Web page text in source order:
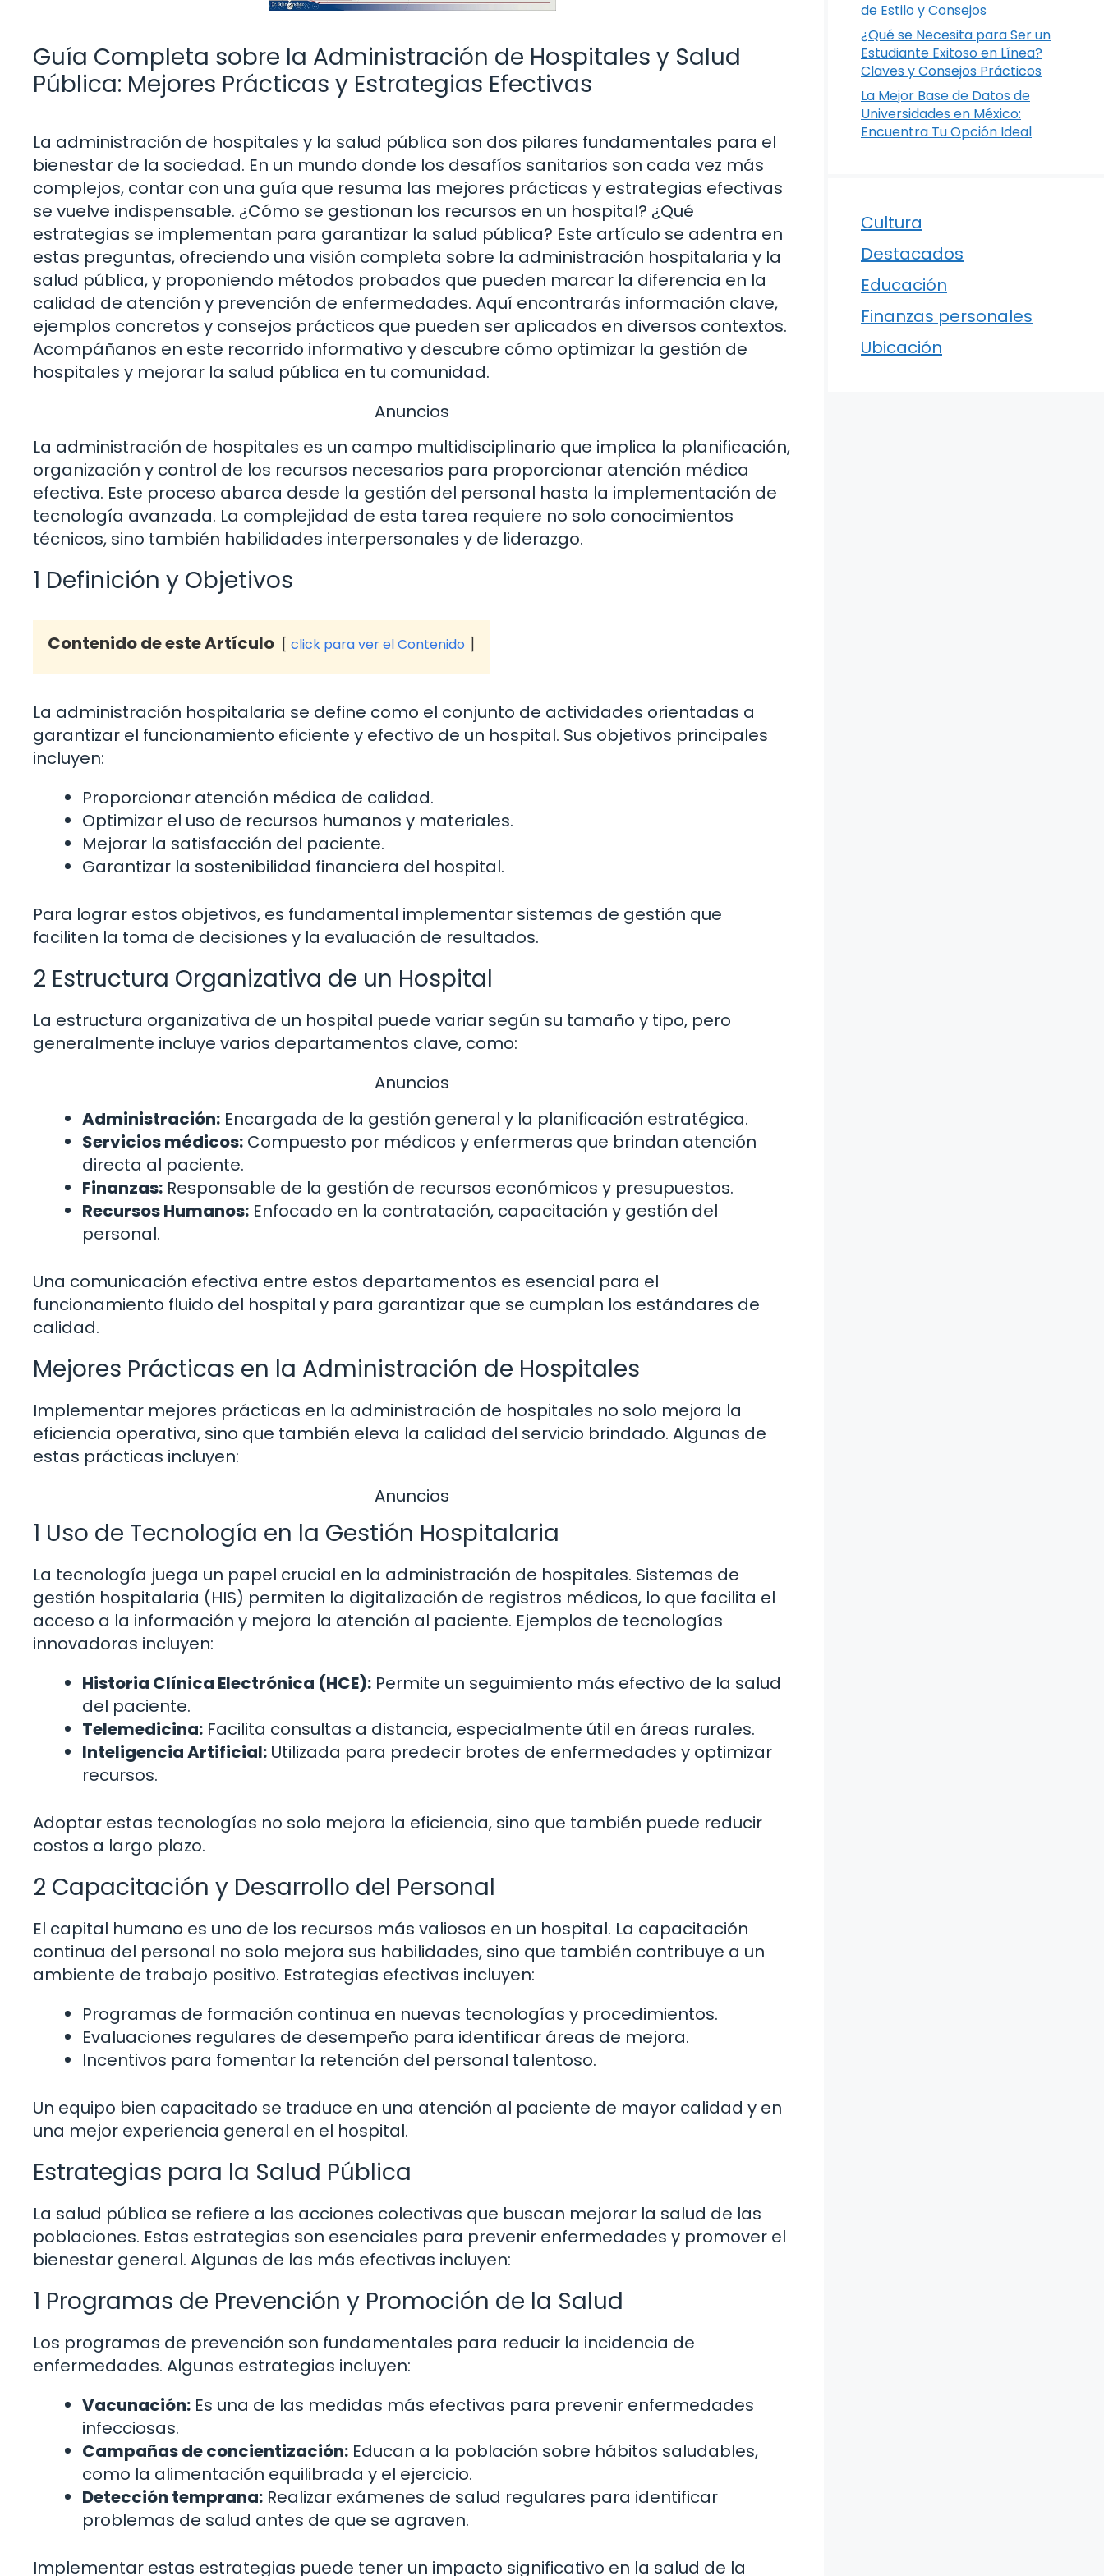
Guía Completa sobre la Administración de Hospitales y Salud
Pública: Mejores Prácticas y Estrategias Efectivas
La administración de hospitales y la salud pública son dos pilares fundamentales para el
bienestar de la sociedad. En un mundo donde los desafíos sanitarios son cada vez más
complejos, contar con una guía que resuma las mejores prácticas y estrategias efectivas
se vuelve indispensable. ¿Cómo se gestionan los recursos en un hospital? ¿Qué
estrategias se implementan para garantizar la salud pública? Este artículo se adentra en
estas preguntas, ofreciendo una visión completa sobre la administración hospitalaria y la
salud pública, y proponiendo métodos probados que pueden marcar la diferencia en la
calidad de atención y prevención de enfermedades. Aquí encontrarás información clave,
ejemplos concretos y consejos prácticos que pueden ser aplicados en diversos contextos.
Acompáñanos en este recorrido informativo y descubre cómo optimizar la gestión de
hospitales y mejorar la salud pública en tu comunidad.
Anuncios
La administración de hospitales es un campo multidisciplinario que implica la planificación,
organización y control de los recursos necesarios para proporcionar atención médica
efectiva. Este proceso abarca desde la gestión del personal hasta la implementación de
tecnología avanzada. La complejidad de esta tarea requiere no solo conocimientos
técnicos, sino también habilidades interpersonales y de liderazgo.
1 Definición y Objetivos
Contenido de este Artículo click para ver el Contenido
La administración hospitalaria se define como el conjunto de actividades orientadas a
garantizar el funcionamiento eficiente y efectivo de un hospital. Sus objetivos principales
incluyen:
Proporcionar atención médica de calidad.
Optimizar el uso de recursos humanos y materiales.
Mejorar la satisfacción del paciente.
Garantizar la sostenibilidad financiera del hospital.
Para lograr estos objetivos, es fundamental implementar sistemas de gestión que
faciliten la toma de decisiones y la evaluación de resultados.
2 Estructura Organizativa de un Hospital
La estructura organizativa de un hospital puede variar según su tamaño y tipo, pero
generalmente incluye varios departamentos clave, como:
Anuncios
Administración: Encargada de la gestión general y la planificación estratégica.
Servicios médicos: Compuesto por médicos y enfermeras que brindan atención
directa al paciente.
Finanzas: Responsable de la gestión de recursos económicos y presupuestos.
Recursos Humanos: Enfocado en la contratación, capacitación y gestión del
personal.
Una comunicación efectiva entre estos departamentos es esencial para el
funcionamiento fluido del hospital y para garantizar que se cumplan los estándares de
calidad.
Mejores Prácticas en la Administración de Hospitales
Implementar mejores prácticas en la administración de hospitales no solo mejora la
eficiencia operativa, sino que también eleva la calidad del servicio brindado. Algunas de
estas prácticas incluyen:
Anuncios
1 Uso de Tecnología en la Gestión Hospitalaria
La tecnología juega un papel crucial en la administración de hospitales. Sistemas de
gestión hospitalaria (HIS) permiten la digitalización de registros médicos, lo que facilita el
acceso a la información y mejora la atención al paciente. Ejemplos de tecnologías
innovadoras incluyen:
Historia Clínica Electrónica (HCE): Permite un seguimiento más efectivo de la salud
del paciente.
Telemedicina: Facilita consultas a distancia, especialmente útil en áreas rurales.
Inteligencia Artificial: Utilizada para predecir brotes de enfermedades y optimizar
recursos.
Adoptar estas tecnologías no solo mejora la eficiencia, sino que también puede reducir
costos a largo plazo.
2 Capacitación y Desarrollo del Personal
El capital humano es uno de los recursos más valiosos en un hospital. La capacitación
continua del personal no solo mejora sus habilidades, sino que también contribuye a un
ambiente de trabajo positivo. Estrategias efectivas incluyen:
Programas de formación continua en nuevas tecnologías y procedimientos.
Evaluaciones regulares de desempeño para identificar áreas de mejora.
Incentivos para fomentar la retención del personal talentoso.
Un equipo bien capacitado se traduce en una atención al paciente de mayor calidad y en
una mejor experiencia general en el hospital.
Estrategias para la Salud Pública
La salud pública se refiere a las acciones colectivas que buscan mejorar la salud de las
poblaciones. Estas estrategias son esenciales para prevenir enfermedades y promover el
bienestar general. Algunas de las más efectivas incluyen:
1 Programas de Prevención y Promoción de la Salud
Los programas de prevención son fundamentales para reducir la incidencia de
enfermedades. Algunas estrategias incluyen:
Vacunación: Es una de las medidas más efectivas para prevenir enfermedades
infecciosas.
Campañas de concientización: Educan a la población sobre hábitos saludables,
como la alimentación equilibrada y el ejercicio.
Detección temprana: Realizar exámenes de salud regulares para identificar
problemas de salud antes de que se agraven.
Implementar estas estrategias puede tener un impacto significativo en la salud de la
de Estilo y Consejos
¿Qué se Necesita para Ser un
Estudiante Exitoso en Línea?
Claves y Consejos Prácticos
La Mejor Base de Datos de
Universidades en México:
Encuentra Tu Opción Ideal
Cultura
Destacados
Educación
Finanzas personales
Ubicación